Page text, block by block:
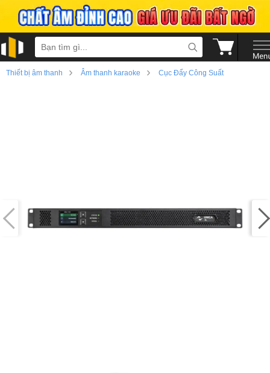
Thiết bị âm thanh › Âm thanh karaoke › Cục Đẩy Công Suất